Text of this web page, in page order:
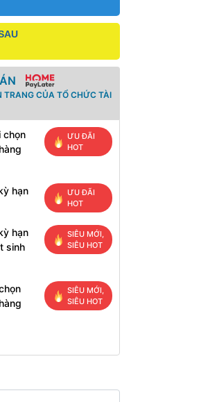
TRANG CỦA TỔ CHỨC TÀI
chọn
ƯU ĐÃI
HOT
hạn
ƯU ĐÃI
HOT
hạn
sinh
SIÊU MỚI,
SIÊU HOT
SIÊU MỚI,
SIÊU HOT